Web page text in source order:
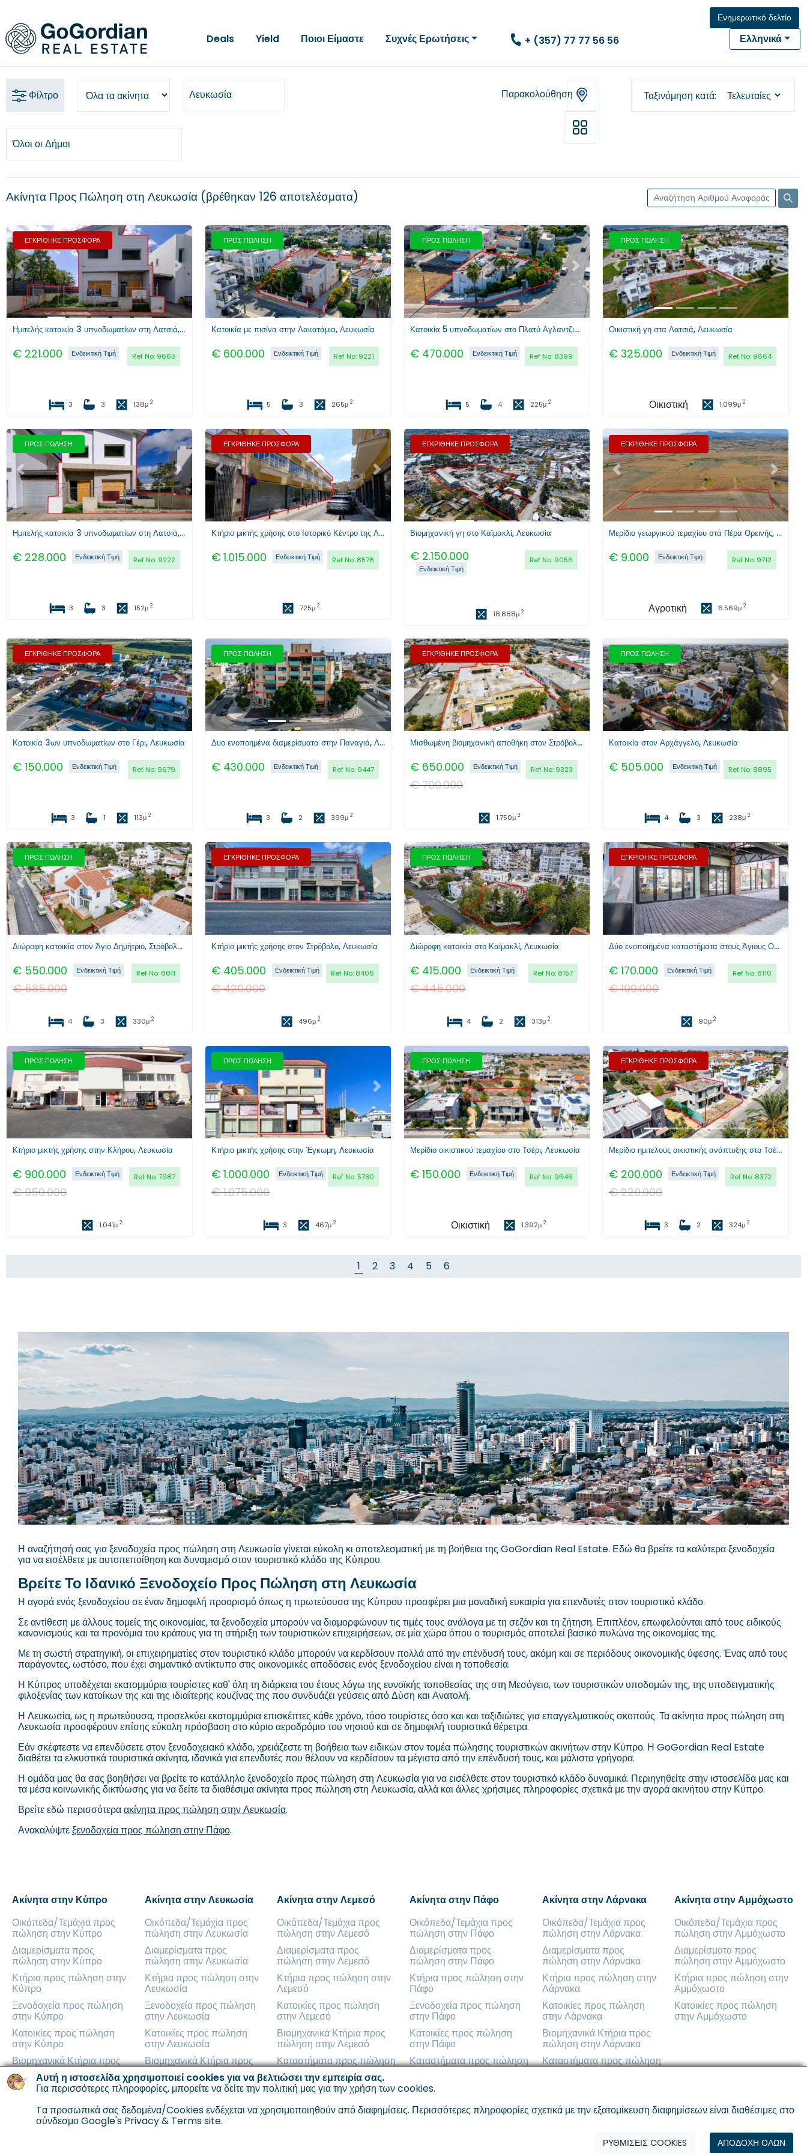
Αυτή η ιστοσελίδα χρησιμοποιεί cookies για να βελτιώσει την εμπειρία σας.
Για περισσότερες πληροφορίες, μπορείτε να δείτε τηνπολιτική μας για την χρήση των cookies.
Tα προσωπικά σας δεδομένα/Cookies ενδέχεται να χρησιμοποιηθούν από διαφημίσεις. Περισσότερες πληροφορίες σχετικά με την εξατομίκευση διαφημίσεων είναι διαθέσιμες στο
σύνδεσμοGoogle's Privacy & Terms site.
ΡΥΘΜΙΣΕΙΣ COOKIES ΑΠΟΔΟΧΗ ΟΛΩΝ
Deals Yield Ποιοι Είμαστε Συχνές Ερωτήσεις + (357) 77 77 56 56
Ενημερωτικό δελτίο
Ελληνικά
Φίλτρο Λευκωσία
Όλοι οι Δήμοι
Παρακολούθηση Ταξινόμηση κατά
Ακίνητα Προς Πώληση στη Λευκωσία βρέθηκαν 126 αποτελέσματα
ΕΓΚΡΙΘΗΚΕ ΠΡΟΣΦΟΡΑ
Προηγούμενο Επόμενο
Ημιτελής κατοικία 3 υπνοδωματίων στη Λατσιά, Λευκωσία
€ 221.000 Ref No: 9663
Ενδεικτική Τιμή
3 3 138μ 2
ΠΡΟΣ ΠΩΛΗΣΗ
Προηγούμενο Επόμενο
Κατοικία με πισίνα στην Λακατάμια, Λευκωσία
€ 600.000 Ref No: 9221
Ενδεικτική Τιμή
5 3 265μ 2
ΠΡΟΣ ΠΩΛΗΣΗ
Προηγούμενο Επόμενο
Κατοικία 5 υπνοδωματίων στο Πλατύ Αγλαντζιάς, Λευκωσία
€ 470.000 Ref No: 8399
Ενδεικτική Τιμή
5 4 225μ 2
ΠΡΟΣ ΠΩΛΗΣΗ
Προηγούμενο Επόμενο
Οικιστική γη στα Λατσιά, Λευκωσία
€ 325.000 Ref No: 9664
Ενδεικτική Τιμή
Οικιστική 1.099μ 2
ΠΡΟΣ ΠΩΛΗΣΗ
Προηγούμενο Επόμενο
Ημιτελής κατοικία 3 υπνοδωματίων στη Λατσιά, Λευκωσία
€ 228.000 Ref No: 9222
Ενδεικτική Τιμή
3 3 152μ 2
ΕΓΚΡΙΘΗΚΕ ΠΡΟΣΦΟΡΑ
Προηγούμενο Επόμενο
Κτήριο μικτής χρήσης στο Ιστορικό Κέντρο της Λευκωσίας
€ 1.015.000 Ref No: 8578
Ενδεικτική Τιμή
725μ 2
ΕΓΚΡΙΘΗΚΕ ΠΡΟΣΦΟΡΑ
Προηγούμενο Επόμενο
Βιομηχανική γη στο Καϊμακλί, Λευκωσία
€ 2.150.000 Ref No: 9056
Ενδεικτική Τιμή
18.888μ 2
ΕΓΚΡΙΘΗΚΕ ΠΡΟΣΦΟΡΑ
Προηγούμενο Επόμενο
Μερίδιο γεωργικού τεμαχίου στα Πέρα Ορεινής, Λευκωσία
€ 9.000 Ref No: 9712
Ενδεικτική Τιμή
Αγροτική 6.569μ 2
ΕΓΚΡΙΘΗΚΕ ΠΡΟΣΦΟΡΑ
Προηγούμενο Επόμενο
Κατοικία 3ων υπνοδωματίων στο Γέρι, Λευκωσία
€ 150.000 Ref No: 9679
Ενδεικτική Τιμή
3 1 113μ 2
ΠΡΟΣ ΠΩΛΗΣΗ
Προηγούμενο Επόμενο
Δυο ενοποημένα διαμερίσματα στην Παναγιά, Λευκωσία
€ 430.000 Ref No: 9447
Ενδεικτική Τιμή
3 2 399μ 2
ΕΓΚΡΙΘΗΚΕ ΠΡΟΣΦΟΡΑ
Προηγούμενο Επόμενο
Μισθωμένη βιομηχανική αποθήκη στον Στρόβολο, Λευκωσία
€ 650.000 Ref No: 9323
Ενδεικτική Τιμή
€700.000
1.750μ 2
ΠΡΟΣ ΠΩΛΗΣΗ
Προηγούμενο Επόμενο
Κατοικία στον Αρχάγγελο, Λευκωσία
€ 505.000 Ref No: 8895
Ενδεικτική Τιμή
4 3 238μ 2
ΠΡΟΣ ΠΩΛΗΣΗ
Προηγούμενο Επόμενο
Διώροφη κατοικία στον Άγιο Δημήτριο, Στρόβολος, Λευκωσία
€ 550.000 Ref No: 8811
Ενδεικτική Τιμή
€585.000
4 3 330μ 2
ΕΓΚΡΙΘΗΚΕ ΠΡΟΣΦΟΡΑ
Προηγούμενο Επόμενο
Κτήριο μικτής χρήσης στον Στρόβολο, Λευκωσία
€ 405.000 Ref No: 8406
Ενδεικτική Τιμή
€420.000
496μ 2
ΠΡΟΣ ΠΩΛΗΣΗ
Προηγούμενο Επόμενο
Διώροφη κατοικία στο Καϊμακλί, Λευκωσία
€ 415.000 Ref No: 8157
Ενδεικτική Τιμή
€445.000
4 2 313μ 2
ΕΓΚΡΙΘΗΚΕ ΠΡΟΣΦΟΡΑ
Προηγούμενο Επόμενο
Δύο ενοποιημένα καταστήματα στους Άγιους Ομολογητές, Λευκωσία
€ 170.000 Ref No: 8110
Ενδεικτική Τιμή
€190.000
90μ 2
ΠΡΟΣ ΠΩΛΗΣΗ
Προηγούμενο Επόμενο
Κτήριο μικτής χρήσης στην Κλήρου, Λευκωσία
€ 900.000 Ref No:7987
Ενδεικτική Τιμή
€950.000
1.041μ 2
ΠΡΟΣ ΠΩΛΗΣΗ
Προηγούμενο Επόμενο
Κτήριο μικτής χρήσης στην Έγκωμη, Λευκωσία
€ 1.000.000 Ref No:5730
Ενδεικτική Τιμή
€1.075.000
3 467μ 2
ΠΡΟΣ ΠΩΛΗΣΗ
Προηγούμενο Επόμενο
Μερίδιο οικιστικού τεμαχίου στο Τσέρι, Λευκωσία
€ 150.000 Ref No: 9646
Ενδεικτική Τιμή
Οικιστική 1.392μ 2
ΕΓΚΡΙΘΗΚΕ ΠΡΟΣΦΟΡΑ
Προηγούμενο Επόμενο
Μερίδιο ημιτελούς οικιστικής ανάπτυξης στο Τσέρι, Λευκωσία
€ 200.000 Ref No: 8372
Ενδεικτική Τιμή
€220.000
3 2 324μ 2
1 2 3 4 5 6
Η αναζήτησή σας για ξενοδοχεία προς πώληση στη Λευκωσία γίνεται εύκολη κι αποτελεσματική με τη βοήθεια της GoGordian Real Estate. Εδώ θα βρείτε τα καλύτερα ξενοδοχεία
για να εισέλθετε με αυτοπεποίθηση και δυναμισμό στον τουριστικό κλάδο της Κύπρου.
Βρείτε Το Ιδανικό Ξενοδοχείο Προς Πώληση στη Λευκωσία
Η αγορά ενός ξενοδοχείου σε έναν δημοφιλή προορισμό όπως η πρωτεύουσα της Κύπρου προσφέρει μια μοναδική ευκαιρία για επενδυτές στον τουριστικό κλάδο.
Σε αντίθεση με άλλους τομείς της οικονομίας, τα ξενοδοχεία μπορούν να διαμορφώνουν τις τιμές τους ανάλογα με τη σεζόν και τη ζήτηση. Επιπλέον, επωφελούνται από τους ειδικούς
κανονισμούς και τα προνόμια του κράτους για τη στήριξη των τουριστικών επιχειρήσεων, σε μία χώρα όπου ο τουρισμός αποτελεί βασικό πυλώνα της οικονομίας της.
Με τη σωστή στρατηγική, οι επιχειρηματίες στον τουριστικό κλάδο μπορούν να κερδίσουν πολλά από την επένδυσή τους, ακόμη και σε περιόδους οικονομικής ύφεσης. Ένας από τους
παράγοντες, ωστόσο, που έχει σημαντικό αντίκτυπο στις οικονομικές αποδόσεις ενός ξενοδοχείου είναι η τοποθεσία.
Η Κύπρος υποδέχεται εκατομμύρια τουρίστες καθ' όλη τη διάρκεια του έτους λόγω της ευνοϊκής τοποθεσίας της στη Μεσόγειο, των τουριστικών υποδομών της, της υποδειγματικής
φιλοξενίας των κατοίκων της και της ιδιαίτερης κουζίνας της που συνδυάζει γεύσεις από Δύση και Ανατολή.
Η Λευκωσία, ως η πρωτεύουσα, προσελκύει εκατομμύρια επισκέπτες κάθε χρόνο, τόσο τουρίστες όσο και και ταξιδιώτες για επαγγελματικούς σκοπούς. Τα ακίνητα προς πώληση στη
Λευκωσία προσφέρουν επίσης εύκολη πρόσβαση στο κύριο αεροδρόμιο του νησιού και σε δημοφιλή τουριστικά θέρετρα.
Εάν σκέφτεστε να επενδύσετε στον ξενοδοχειακό κλάδο, χρειάζεστε τη βοήθεια των ειδικών στον τομέα πώλησης τουριστικών ακινήτων στην Κύπρο. Η GoGordian Real Estate
διαθέτει τα ελκυστικά τουριστικά ακίνητα, ιδανικά για επενδυτές που θέλουν να κερδίσουν τα μέγιστα από την επένδυσή τους, και μάλιστα γρήγορα.
Η ομάδα μας θα σας βοηθήσει να βρείτε το κατάλληλο ξενοδοχείο προς πώληση στη Λευκωσία για να εισέλθετε στον τουριστικό κλάδο δυναμικά. Περιηγηθείτε στην ιστοσελίδα μας και
τα μέσα κοινωνικής δικτύωσης για να δείτε τα διαθέσιμα ακίνητα προς πώληση στη Λευκωσία, αλλά και άλλες χρήσιμες πληροφορίες σχετικά με την αγορά ακινήτου στην Κύπρο.
Βρείτε εδώ περισσότεραακίνητα προς πώληση στην Λευκωσία.
Ανακαλύψτεξενοδοχεία προς πώληση στην Πάφο.
Ακίνητα στην Κύπρο
Οικόπεδα/Τεμάχια προς
πώληση στην Κύπρο
Διαμερίσματα προς
πώληση στην Κύπρο
Κτήρια προς πώληση στην
Κύπρο
Ξενοδοχεία προς πώληση
στην Κύπρο
Κατοικίες προς πώληση
στην Κύπρο
Βιομηχανικά Κτήρια προς
πώληση στην Κύπρο
Γραφεία προς πώληση στην
Καταστήματα προς πώληση
στην Κύπρο
Ακίνητα στην Λευκωσία
Οικόπεδα/Τεμάχια προς
πώληση στην Λευκωσία
Διαμερίσματα προς
πώληση στην Λευκωσία
Κτήρια προς πώληση στην
Λευκωσία
Ξενοδοχεία προς πώληση
στην Λευκωσία
Κατοικίες προς πώληση
στην Λευκωσία
Βιομηχανικά Κτήρια προς
πώληση στην Λευκωσία
Γραφεία προς πώληση στην
Καταστήματα προς πώληση
στην Λευκωσία
Ακίνητα στην Λεμεσό
Οικόπεδα/Τεμάχια προς
πώληση στην Λεμεσό
Διαμερίσματα προς
πώληση στην Λεμεσό
Κτήρια προς πώληση στην
Λεμεσό
Κατοικίες προς πώληση
στην Λεμεσό
Βιομηχανικά Κτήρια προς
πώληση στην Λεμεσό
Καταστήματα προς πώληση
στην Λεμεσό
Ακίνητα στην Πάφο
Οικόπεδα/Τεμάχια προς
πώληση στην Πάφο
Διαμερίσματα προς
πώληση στην Πάφο
Κτήρια προς πώληση στην
Πάφο
Ξενοδοχεία προς πώληση
στην Πάφο
Κατοικίες προς πώληση
στην Πάφο
Καταστήματα προς πώληση
Ακίνητα στην Λάρνακα
Οικόπεδα/Τεμάχια προς
πώληση στην Λάρνακα
Διαμερίσματα προς
πώληση στην Λάρνακα
Κτήρια προς πώληση στην
Λάρνακα
Κατοικίες προς πώληση
στην Λάρνακα
Βιομηχανικά Κτήρια προς
πώληση στην Λάρνακα
Καταστήματα προς πώληση
Ακίνητα στην Αμμόχωστο
Οικόπεδα/Τεμάχια προς
πώληση στην Αμμόχωστο
Διαμερίσματα προς
πώληση στην Αμμόχωστο
Κτήρια προς πώληση στην
Αμμόχωστο
Κατοικίες προς πώληση
στην Αμμόχωστο